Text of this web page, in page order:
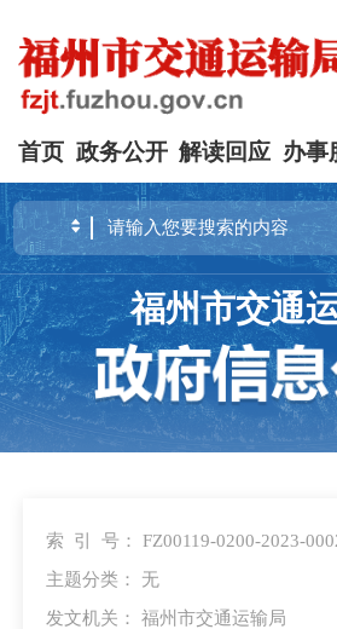
首页 政务公开 解读回应 办事
福州市交通
索 引 号： FZ00119-0200-2023-
主题分类： 无
发文机关： 福州市交通运输局